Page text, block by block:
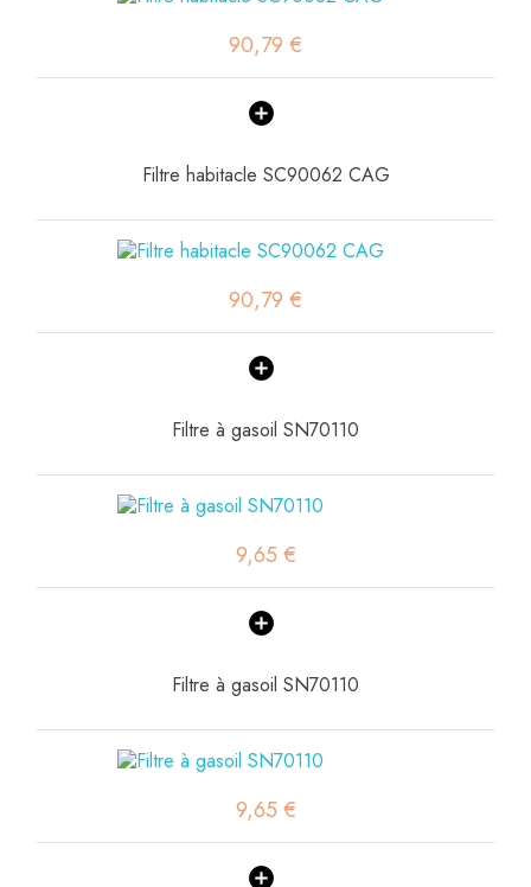
90,79 €
Filtre habitacle SC90062 CAG
90,79 €
Filtre à gasoil SN70110
9,65 €
Filtre à gasoil SN70110
9,65 €